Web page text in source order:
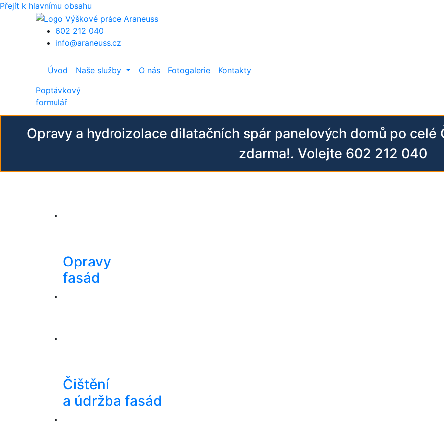
Přejít k hlavnímu obsahu
602 212 040
info@araneuss.cz
Úvod Naše služby O nás Fotogalerie
Kontakty
Poptávkový
formulář
Opravy a hydroizolace dilatačních spár panelových domů po celé
zdarma!. Volejte 602 212 040
Opravy
fasád
Čištění
a údržba fasád